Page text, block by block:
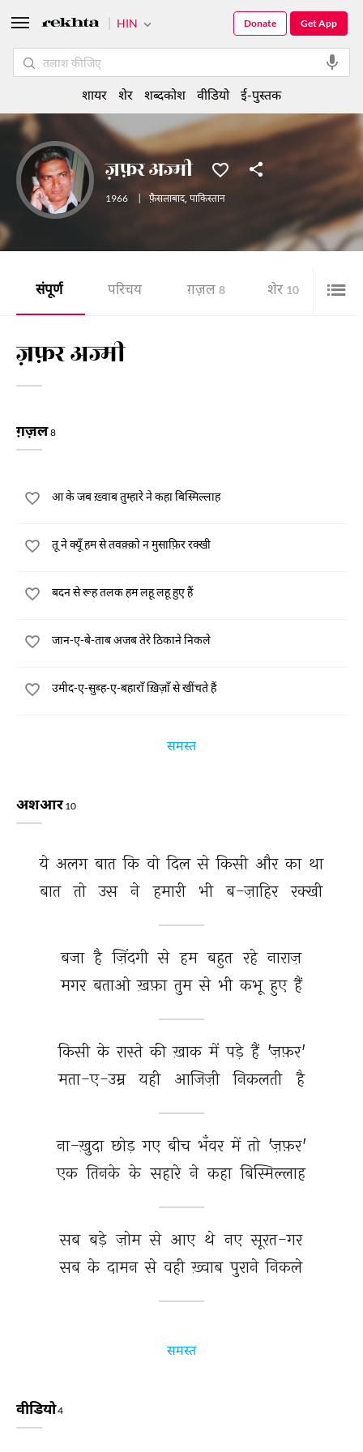
ज़फ़र अज्मी
1966 फ़ैसलाबाद, पाकिस्तान
संपूर्ण परिचय ग़ज़ल 8 शेर 10
ज़फ़र अज्मी
ग़ज़ल8
आ के जब ख़्वाब तुम्हारे ने कहा बिस्मिल्लाह
तू ने क्यूँ हम से तवक़्क़ो न मुसाफ़िर रक्खी
बदन से रूह तलक हम लहू लहू हुए हैं
जान-ए-बे-ताब अजब तेरे ठिकाने निकले
उमीद-ए-सुब्ह-ए-बहाराँ ख़िज़ाँ से खींचते हैं
समस्त
अशआर10
ये अलग बात कि वो दिल से किसी और का था
बात तो उस ने हमारी भी ब-ज़ाहिर रक्खी
बजा है ज़िंदगी से हम बहुत रहे नाराज़
मगर बताओ ख़फ़ा तुम से भी कभू हुए हैं
किसी के रास्ते की ख़ाक में पड़े हैं 'ज़फ़र'
मता-ए-उम्र
यही आजिज़ी निकलती है
ना-ख़ुदा छोड़ गए बीच भँवर में तो 'ज़फ़र'
एक तिनके के सहारे ने कहा बिस्मिल्लाह
सब बड़े ज़ोम से आए थे नए सूरत-गर
सब के दामन से वही ख़्वाब पुराने निकले
समस्त
वीडियो4
HIN Get App
Donate
शायर शेर शब्दकोश वीडियो ई-पुस्तक